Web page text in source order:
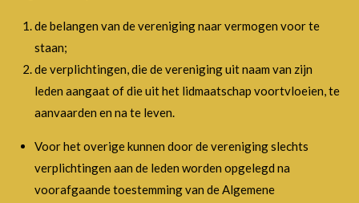
de belangen van de vereniging naar vermogen voor te
staan;
de verplichtingen, die de vereniging uit naam van zijn
leden aangaat of die uit het lidmaatschap voortvloeien, te
aanvaarden en na te leven.
Voor het overige kunnen door de vereniging slechts
verplichtingen aan de leden worden opgelegd na
voorafgaande toestemming van de Algemene